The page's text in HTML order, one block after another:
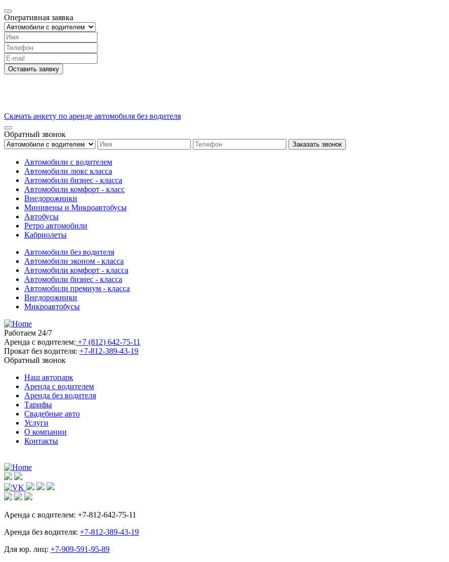
Оперативная заявка
Оставить заявку
Скачать анкету по аренде автомобиля без водителя
Обратный звонок
Заказать звонок
Автомобили с водителем
Автомобили люкс класса
Автомобили бизнес - класса
Автомобили комфорт - класс
Внедорожники
Минивены и Микроавтобусы
Автобусы
Ретро автомобили
Кабриолеты
Автомобили без водителя
Автомобили эконом - класса
Автомобили комфорт - класса
Автомобили бизнес - класса
Автомобили премиум - класса
Внедорожники
Микроавтобусы
Работаем 24/7
Аренда с водителем: +7 (812) 642-75-11
Прокат без водителя: +7-812-389-43-19
Обратный звонок
Наш автопарк
Аренда с водителем
Аренда без водителя
Тарифы
Свадебные авто
Услуги
О компании
Контакты
Аренда с водителем: +7-812-642-75-11
Аренда без водителя: +7-812-389-43-19
Для юр. лиц: +7-909-591-95-89